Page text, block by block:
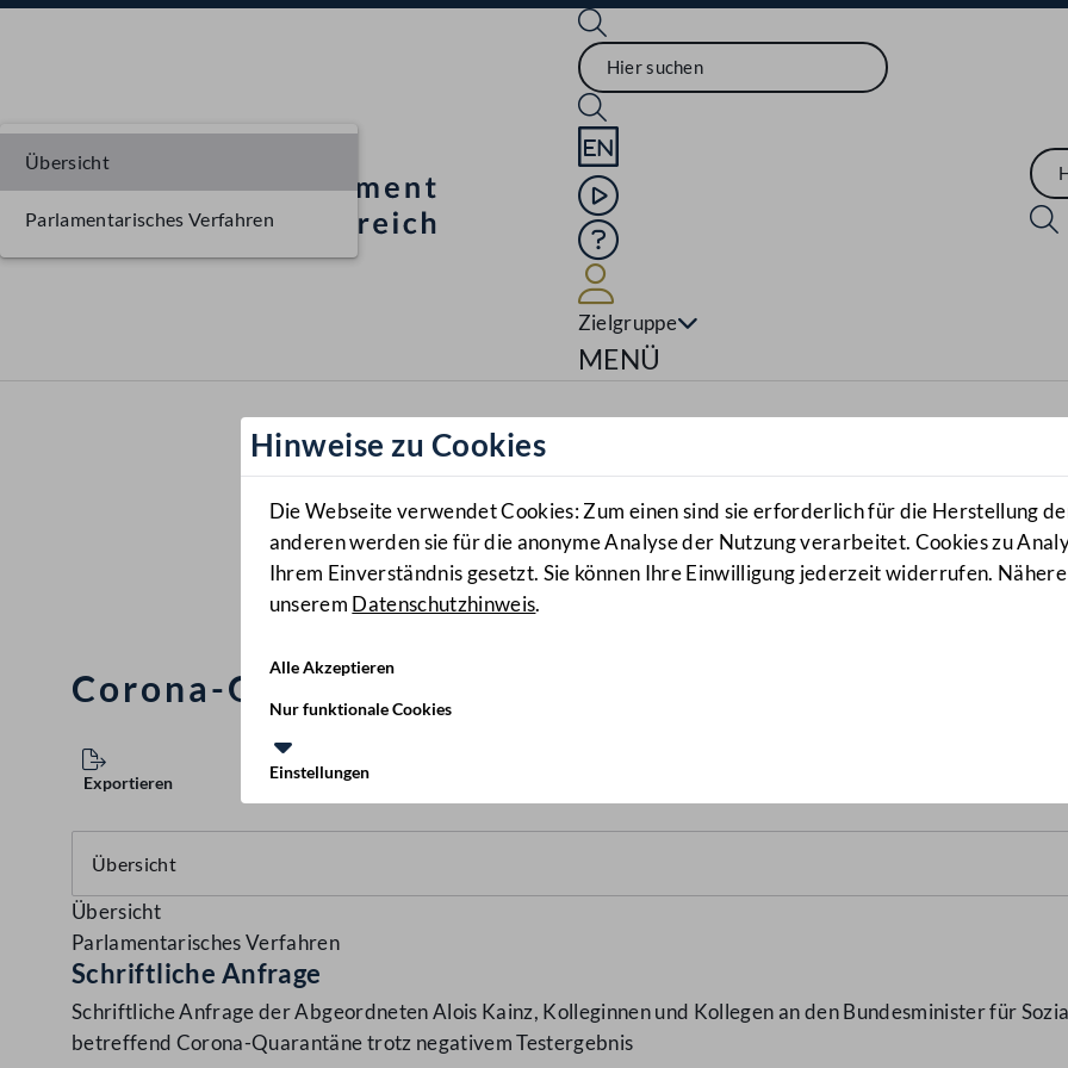
Sprache English
Mediathek
Hilfe
Zielgruppe
Navigationsmenü öffnen
MENÜ
Hinweise zu Cookies
Die Webseite verwendet Cookies: Zum einen sind sie erforderlich für die Herstellung
anderen werden sie für die anonyme Analyse der Nutzung verarbeitet. Cookies zu
Ihrem Einverständnis gesetzt. Sie können Ihre Einwilligung jederzeit widerrufen.
unserem Datenschutzhinweis.
Alle Akzeptieren
Nur funktionale Cookies
Einstellungen
Corona-Quarantäne trotz negativem Testergebnis
Exportieren
Übersicht
Parlamentarisches Verfahren
Übersicht
Parlamentarisches Verfahren
Schriftliche Anfrage
Schriftliche Anfrage der Abgeordneten Alois Kainz, Kolleginnen und Kollegen an den Bundesminister für
betreffend Corona-Quarantäne trotz negativem Testergebnis